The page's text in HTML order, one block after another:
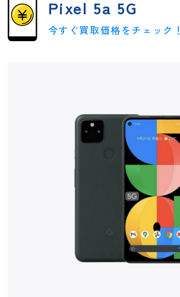
Pixel 5a 5G
今すぐ買取価格をチェック！